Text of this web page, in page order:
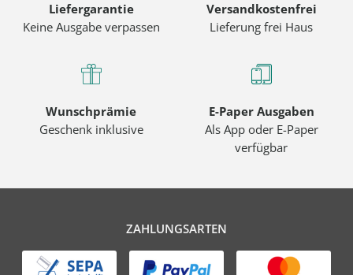
Liefergarantie
Keine Ausgabe verpassen
Versandkostenfrei
Lieferung frei Haus
Wunschprämie
Geschenk inklusive
E-Paper Ausgaben
Als App oder E-Paper
verfügbar
ZAHLUNGSARTEN